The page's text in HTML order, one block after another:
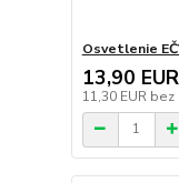
Osvetlenie
13,90 EUR
11,30 EUR bez